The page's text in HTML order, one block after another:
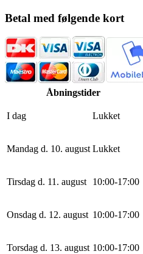
Betal med følgende kort
Åbningstider
I dag Lukket
Mandag d. 10. august Lukket
Tirsdag d. 11. august 10:00-17:00
Onsdag d. 12. august 10:00-17:00
Torsdag d. 13. august 10:00-17:00